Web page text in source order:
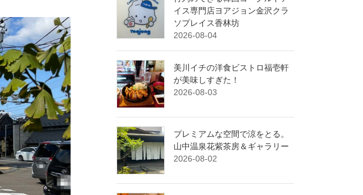
イス専門店ヨアジョン金沢クラ
ソプレイス香林坊
2026-08-04
美川イチの洋食ビストロ福壱軒
が美味しすぎた！
2026-08-03
プレミアムな空間で涼をとる。
山中温泉花紫茶房＆ギャラリー
2026-08-02